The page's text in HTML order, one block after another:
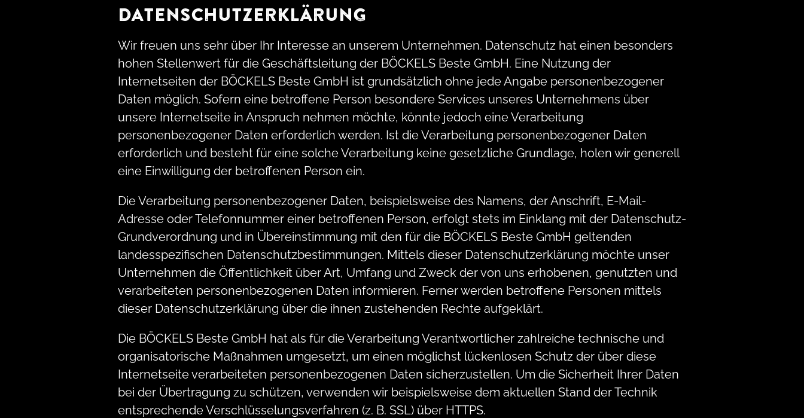
DATENSCHUTZERKLÄRUNG
Wir freuen uns sehr über Ihr Interesse an unserem Unternehmen. Datenschutz hat einen besonders
hohen Stellenwert für die Geschäftsleitung der BÖCKELS Beste GmbH. Eine Nutzung der
Internetseiten der BÖCKELS Beste GmbH ist grundsätzlich ohne jede Angabe personenbezogener
Daten möglich. Sofern eine betroffene Person besondere Services unseres Unternehmens über
unsere Internetseite in Anspruch nehmen möchte, könnte jedoch eine Verarbeitung
personenbezogener Daten erforderlich werden. Ist die Verarbeitung personenbezogener Daten
erforderlich und besteht für eine solche Verarbeitung keine gesetzliche Grundlage, holen wir generell
eine Einwilligung der betroffenen Person ein.
Die Verarbeitung personenbezogener Daten, beispielsweise des Namens, der Anschrift, E-Mail-
Adresse oder Telefonnummer einer betroffenen Person, erfolgt stets im Einklang mit der Datenschutz-
Grundverordnung und in Übereinstimmung mit den für die BÖCKELS Beste GmbH geltenden
landesspezifischen Datenschutzbestimmungen. Mittels dieser Datenschutzerklärung möchte unser
Unternehmen die Öffentlichkeit über Art, Umfang und Zweck der von uns erhobenen, genutzten und
verarbeiteten personenbezogenen Daten informieren. Ferner werden betroffene Personen mittels
dieser Datenschutzerklärung über die ihnen zustehenden Rechte aufgeklärt.
Die BÖCKELS Beste GmbH hat als für die Verarbeitung Verantwortlicher zahlreiche technische und
organisatorische Maßnahmen umgesetzt, um einen möglichst lückenlosen Schutz der über diese
Internetseite verarbeiteten personenbezogenen Daten sicherzustellen. Um die Sicherheit Ihrer Daten
bei der Übertragung zu schützen, verwenden wir beispielsweise dem aktuellen Stand der Technik
entsprechende Verschlüsselungsverfahren (z. B. SSL) über HTTPS.